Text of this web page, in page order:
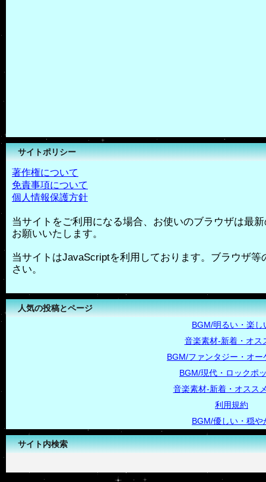
サイトポリシー
著作権について
免責事項について
個人情報保護方針
当サイトをご利用になる場合、お使いのブラウザは最
お願いいたします。
当サイトはJavaScriptを利用しております。ブラウザ
さい。
人気の投稿とページ
BGM/明るい・楽し
音楽素材-新着・オス
BGM/ファンタジー・オー
BGM/現代・ロックポ
音楽素材-新着・オスス
利用規約
BGM/優しい・穏や
サイト内検索